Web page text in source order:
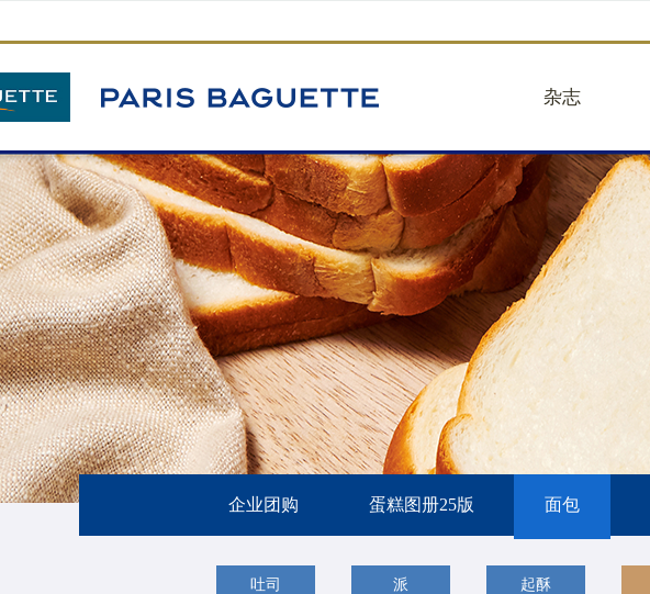
杂志
品牌故事
品牌视频
核心业务
关于贝甜
人事招聘
企业团购 蛋糕图册25版 面包
吐司 派 起酥